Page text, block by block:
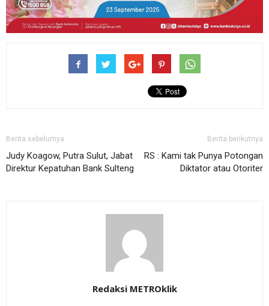
Berita sebelumya
Judy Koagow, Putra Sulut, Jabat
Direktur Kepatuhan Bank Sulteng
Berita berikutnya
RS : Kami tak Punya Potongan
Diktator atau Otoriter
Redaksi METROklik